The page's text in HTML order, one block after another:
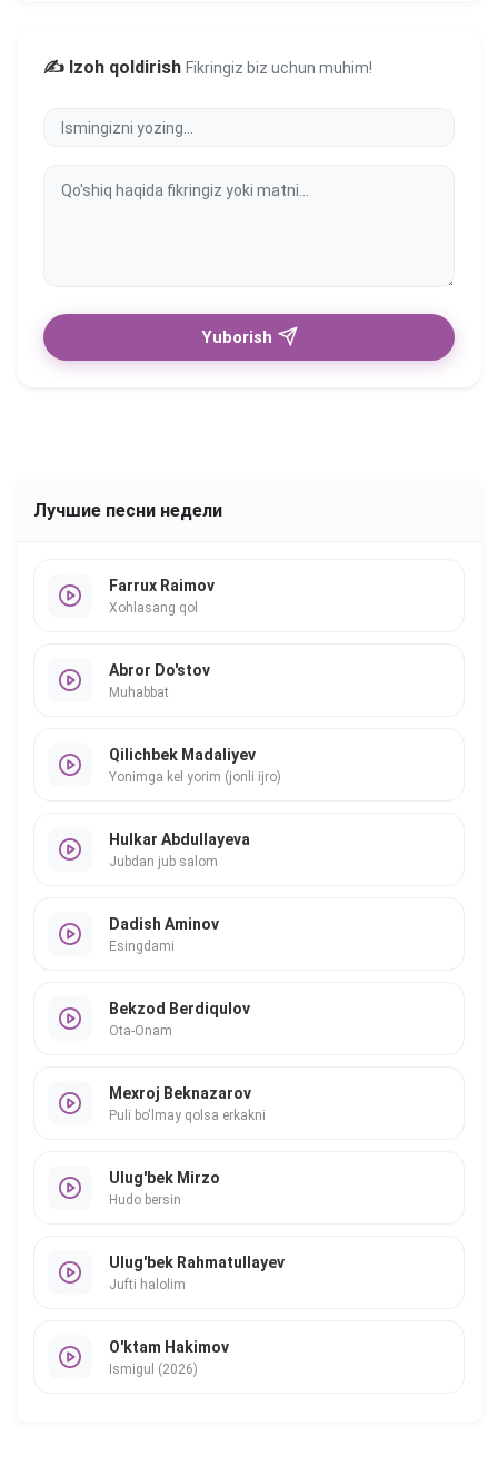
✍️ Izoh qoldirish Fikringiz biz uchun muhim!
Yuborish
Лучшие песни недели
Farrux Raimov
Xohlasang qol
Abror Do'stov
Muhabbat
Qilichbek Madaliyev
Yonimga kel yorim (jonli ijro)
Hulkar Abdullayeva
Jubdan jub salom
Dadish Aminov
Esingdami
Bekzod Berdiqulov
Ota-Onam
Mexroj Beknazarov
Puli bo'lmay qolsa erkakni
Ulug'bek Mirzo
Hudo bersin
Ulug'bek Rahmatullayev
Jufti halolim
O'ktam Hakimov
Ismigul (2026)